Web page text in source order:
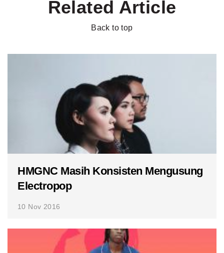
Related Article
Back to top
HMGNC Masih Konsisten Mengusung
Electropop
10 Nov 2016